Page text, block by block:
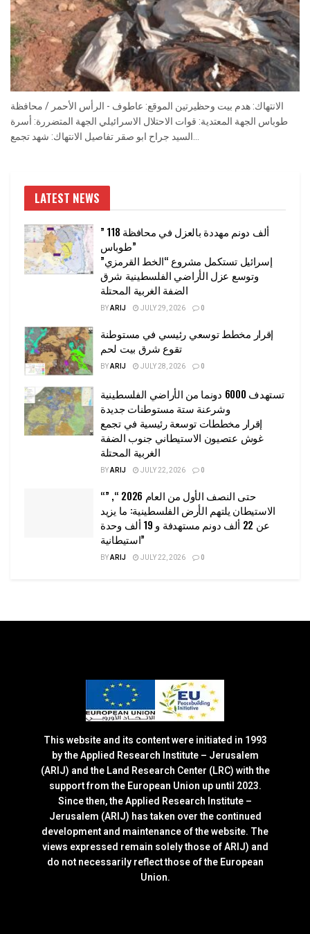
الانتهاك: هدم بيت وحظيرتين الموقع: عاطوف - الرأس الأحمر / محافظة
طوباس الجهة المعتدية: قوات الاحتلال الاسرائيلي الجهة المتضررة: أسرة
السيد جراح ابو صقر تفاصيل الانتهاك: شهد تجمع...
LATEST NEWS
” 118 ألف دونم مهددة بالعزل في محافظة
طوباس”
إسرائيل تستكمل مشروع “الخط القرمزي”
وتوسع عزل الأراضي الفلسطينية شرق
الضفة الغربية المحتلة
BYARIJ JULY 29, 2026 0
إقرار مخطط توسعي رئيسي في مستوطنة
تقوع شرق بيت لحم
BYARIJ JULY 28, 2026 0
تستهدف 6000 دونما من الأراضي الفلسطينية
وشرعنة ستة مستوطنات جديدة
إقرار مخططات توسعة رئيسية في تجمع
غوش عتصيون الاستيطاني جنوب الضفة
الغربية المحتلة
BYARIJ JULY 22, 2026 0
“حتى النصف الأول من العام 2026 “, ”
الاستيطان يلتهم الأرض الفلسطينية: ما يزيد
عن 22 ألف دونم مستهدفة و 19 ألف وحدة
استيطانية”
BYARIJ JULY 22, 2026 0
This website and its content were initiated in 1993
by the Applied Research Institute – Jerusalem
(ARIJ) and the Land Research Center (LRC) with the
support from the European Union up until 2023.
Since then, the Applied Research Institute –
Jerusalem (ARIJ) has taken over the continued
development and maintenance of the website. The
views expressed remain solely those of ARIJ) and
do not necessarily reflect those of the European
Union.